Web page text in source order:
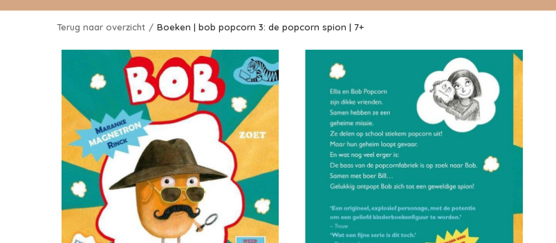
Terug naar overzicht Boeken | bob popcorn 3: de popcorn spion | 7+